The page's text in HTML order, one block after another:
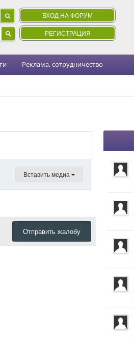
ВХОД НА ФОРУМ
РЕГИСТРАЦИЯ
Реклама, сотрудничество
Вставить медиа
Отправить жалобу